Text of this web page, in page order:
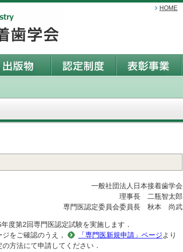
HOME
一般社団法人日本接着歯学会
理事長 二瓶智太郎
専門医認定委員会委員長 秋本 尚武
度第2回専門医認定試験を実施します．
をご確認のうえ，
「専門医新規申請」ページより
方法にて申請してください．